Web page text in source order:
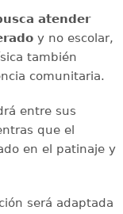
atender
y no escolar,
también
comunitaria.
entre sus
que el
en el patinaje y
será adaptada